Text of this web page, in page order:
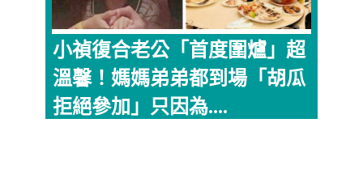
小禎復合老公「首度圍爐」超
溫馨！媽媽弟弟都到場「胡瓜
拒絕參加」只因為....